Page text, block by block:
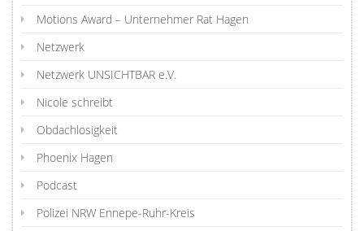
Motions Award – Unternehmer Rat Hagen
Netzwerk
Netzwerk UNSICHTBAR e.V.
Nicole schreibt
Obdachlosigkeit
Phoenix Hagen
Podcast
Polizei NRW Ennepe-Ruhr-Kreis